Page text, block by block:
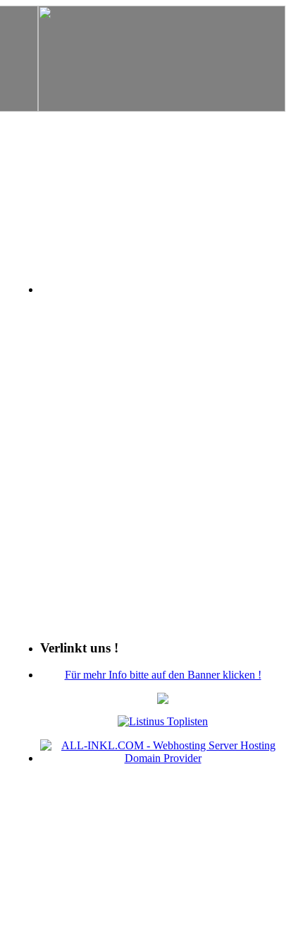
Verlinkt uns !
Für mehr Info bitte auf den Banner klicken !